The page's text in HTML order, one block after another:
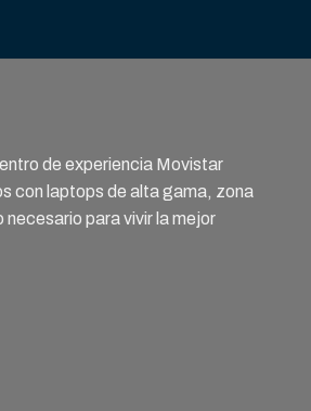
de experiencia Movistar
con laptops de alta gama, zona
para vivir la mejor